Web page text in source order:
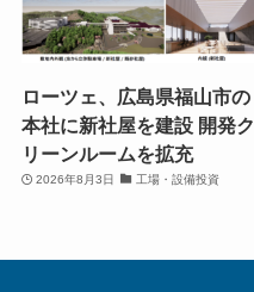
ローツェ、広島県福山市の
本社に新社屋を建設 開発ク
リーンルームを拡充
2026年8月3日 工場・設備投資